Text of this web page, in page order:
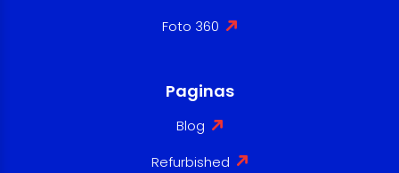
Foto 360
Paginas
Blog
Refurbished